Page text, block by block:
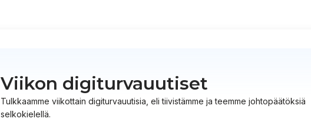
Viikon digiturvauutiset
Tulkkaamme viikottain digiturvauutisia, eli tiivistämme ja teemme johtopäätöksiä
selkokielellä.